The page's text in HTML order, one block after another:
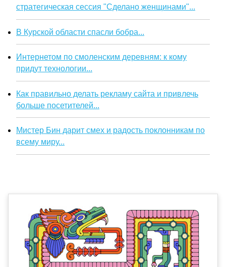
стратегическая сессия "Сделано женщинами"...
В Курской области спасли бобра...
Интернетом по смоленским деревням: к кому
придут технологии...
Как правильно делать рекламу сайта и привлечь
больше посетителей...
Мистер Бин дарит смех и радость поклонникам по
всему миру...